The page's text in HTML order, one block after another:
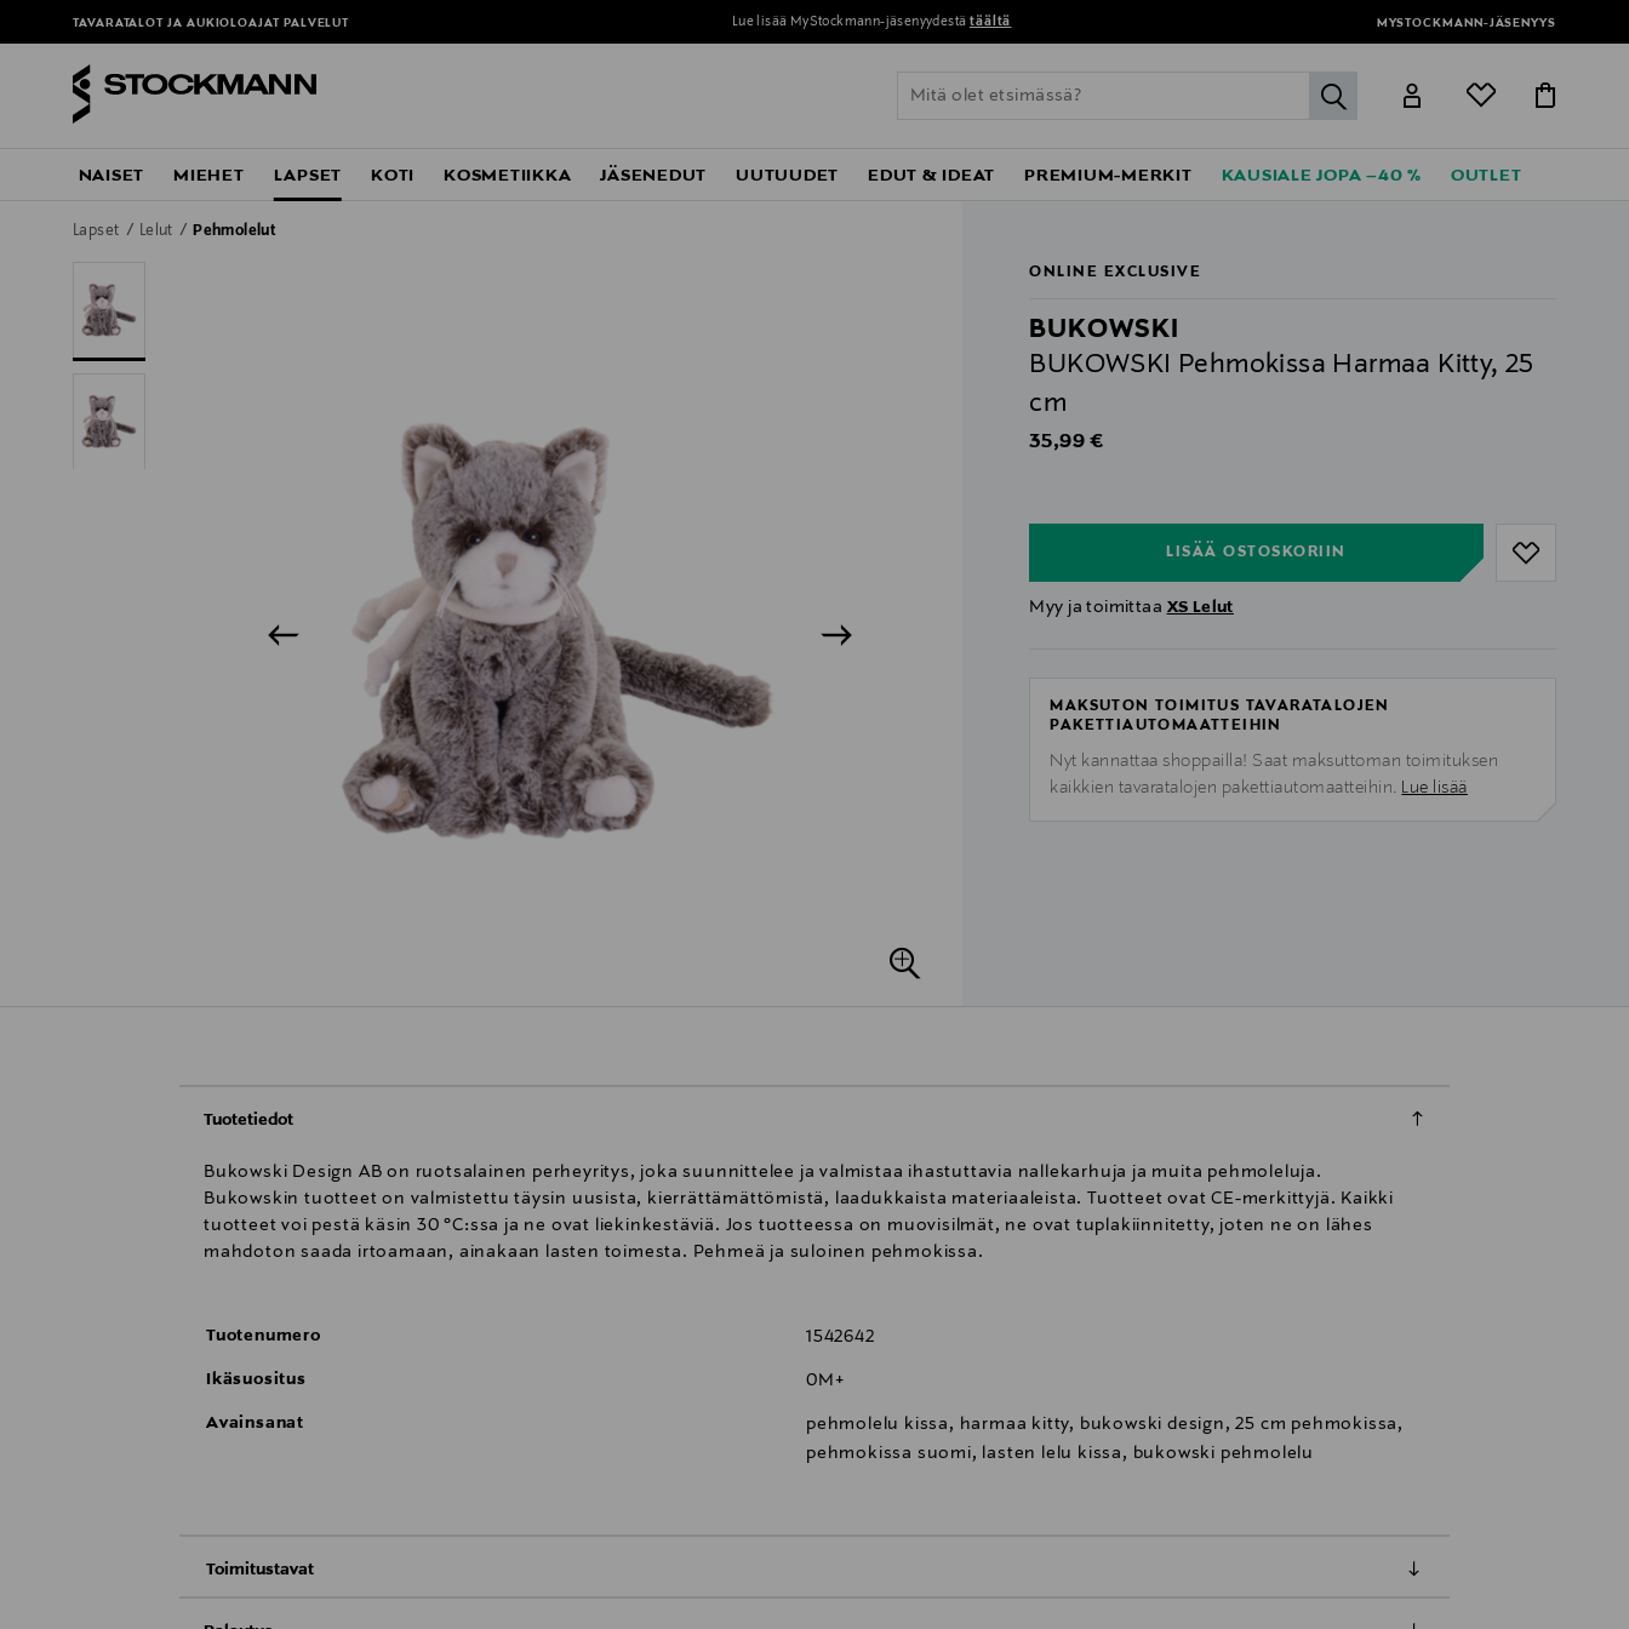
TAVARATALOT JA AUKIOLOAJAT PALVELUT Lue lisää MyStockmann-jäsenyydestä täältä MYSTOCKMANN-JÄSENYYS
label.header.go
NAISET MIEHET LAPSET KOTI KOSMETIIKKA JÄSENEDUT UUTUUDET EDUT & IDEAT PREMIUM-MERKIT KAUSIALE JOPA –40 % OUTLET
Lapset Lelut Pehmolelut
ONLINE EXCLUSIVE
BUKOWSKI
BUKOWSKI Pehmokissa Harmaa Kitty, 25
cm
Original Price
35,99 €
LISÄÄ OSTOSKORIIN
Myy ja toimittaa XS Lelut
MAKSUTON TOIMITUS TAVARATALOJEN
PAKETTIAUTOMAATTEIHIN
Nyt kannattaa shoppailla! Saat maksuttoman toimituksen
kaikkien tavaratalojen pakettiautomaatteihin. Lue lisää
Tuotetiedot
Bukowski Design AB on ruotsalainen perheyritys, joka suunnittelee ja valmistaa ihastuttavia nallekarhuja ja muita pehmoleluja.
Bukowskin tuotteet on valmistettu täysin uusista, kierrättämättömistä, laadukkaista materiaaleista. Tuotteet ovat CE-merkittyjä. Kaikki
tuotteet voi pestä käsin 30 °C:ssa ja ne ovat liekinkestäviä. Jos tuotteessa on muovisilmät, ne ovat tuplakiinnitetty, joten ne on lähes
mahdoton saada irtoamaan, ainakaan lasten toimesta. Pehmeä ja suloinen pehmokissa.
Tuotenumero 1542642
Ikäsuositus 0M+
Avainsanat
pehmolelu kissa, harmaa kitty, bukowski design, 25 cm pehmokissa,
pehmokissa suomi, lasten lelu kissa, bukowski pehmolelu
Toimitustavat